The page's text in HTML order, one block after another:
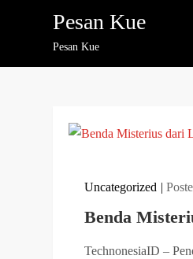
Pesan Kue
Pesan Kue
Uncategorized
Benda
TechnonesiaID –